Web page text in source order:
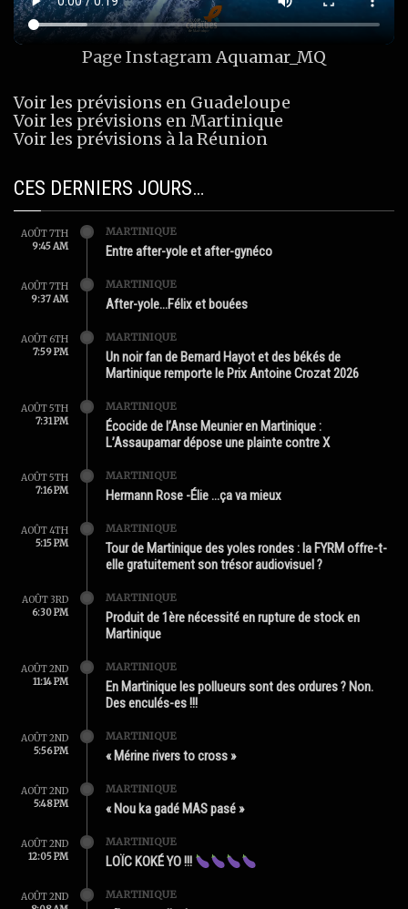
Page InstagramAquamar_MQ
Voir les prévisions en Guadeloupe
Voir les prévisions en Martinique
Voir les prévisions à la Réunion
CES DERNIERS JOURS…
AOÛT 7TH
9:45 AM
MARTINIQUE
Entre after-yole et after-gynéco
AOÛT 7TH
9:37 AM
MARTINIQUE
After-yole…Félix et bouées
AOÛT 6TH
7:59 PM
MARTINIQUE
Un noir fan de Bernard Hayot et des békés de
Martinique remporte le Prix Antoine Crozat 2026
AOÛT 5TH
7:31 PM
MARTINIQUE
Écocide de l’Anse Meunier en Martinique :
L’Assaupamar dépose une plainte contre X
AOÛT 5TH
7:16 PM
MARTINIQUE
Hermann Rose -Élie …ça va mieux
AOÛT 4TH
5:15 PM
MARTINIQUE
Tour de Martinique des yoles rondes : la FYRM offre-t-
elle gratuitement son trésor audiovisuel ?
AOÛT 3RD
6:30 PM
MARTINIQUE
Produit de 1ère nécessité en rupture de stock en
Martinique
AOÛT 2ND
11:14 PM
MARTINIQUE
En Martinique les pollueurs sont des ordures ? Non.
Des enculés-es !!!
AOÛT 2ND
5:56 PM
MARTINIQUE
« Mérine rivers to cross »
AOÛT 2ND
5:48 PM
MARTINIQUE
« Nou ka gadé MAS pasé »
AOÛT 2ND
12:05 PM
MARTINIQUE
LOÏC KOKÉ YO !!!
AOÛT 2ND
MARTINIQUE